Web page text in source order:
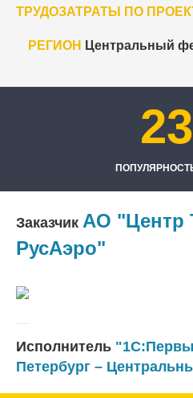
ТРУДОЗАТРАТЫ ПО
РЕГИОН Центральный
Заказчик АО "Центр
РусАэро"
Исполнитель
Петербург –